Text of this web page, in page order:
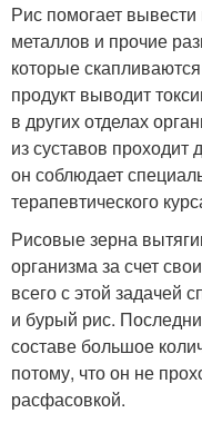
Рис помогает
металлов и прочие
которые
продукт выводит
в других отделах
из суставов проходит
он соблюдает
терапевтического
Рисовые зерна
организма за счет
всего с этой задачей
и бурый рис.
составе большое
потому, что он не
расфасовкой.